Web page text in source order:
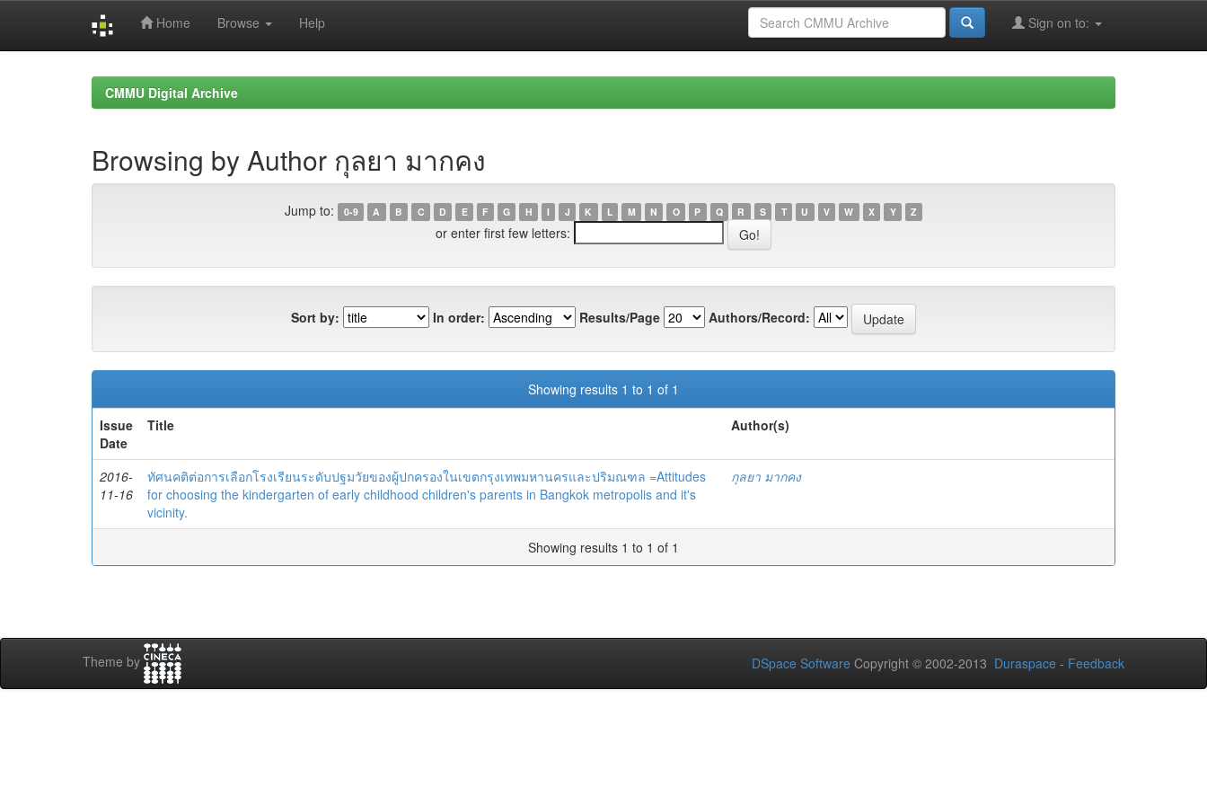
Home Browse Help Sign on to:
CMMU Digital Archive
Browsing by Author กุลยา มากคง
Jump to: 0-9 A B C D E F G H I J K L M N O P Q R S T U V W X Y Z
or enter first few letters:
Sort by: In order: Results/Page Authors/Record:
Showing results 1 to 1 of 1
Issue
Date
Title Author(s)
2016-
11-16
ทัศนคติต่อการเลือกโรงเรียนระดับปฐมวัยของผู้ปกครองในเขตกรุงเทพมหานครและปริมณฑล =Attitudes
for choosing the kindergarten of early childhood children's parents in Bangkok metropolis and it's
vicinity.
กุลยา มากคง
Showing results 1 to 1 of 1
Theme by DSpace Software Copyright © 2002-2013 Duraspace - Feedback